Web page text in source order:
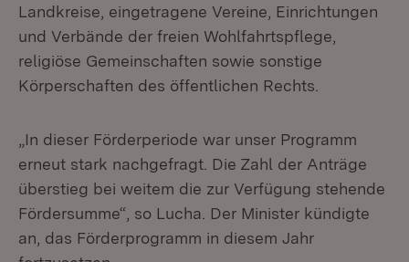
Landkreise, eingetragene Vereine, Einrichtungen
und Verbände der freien Wohlfahrtspflege,
religiöse Gemeinschaften sowie sonstige
Körperschaften des öffentlichen Rechts.
„In dieser Förderperiode war unser Programm
erneut stark nachgefragt. Die Zahl der Anträge
überstieg bei weitem die zur Verfügung stehende
Fördersumme“, so Lucha. Der Minister kündigte
an, das Förderprogramm in diesem Jahr